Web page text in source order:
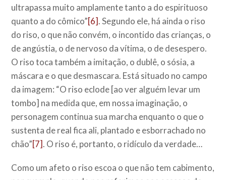
ultrapassa muito amplamente tanto a do espirituoso
quanto a do cômico”[6]. Segundo ele, há ainda o riso
do riso, o que não convém, o incontido das crianças, o
de angústia, o de nervoso da vítima, o de desespero.
O riso toca também a imitação, o dublê, o sósia, a
máscara e o que desmascara. Está situado no campo
da imagem: “O riso eclode [ao ver alguém levar um
tombo] na medida que, em nossa imaginação, o
personagem continua sua marcha enquanto o que o
sustenta de real fica ali, plantado e esborrachado no
chão”[7]. O riso é, portanto, o ridículo da verdade…
Como um afeto o riso escoa o que não tem cabimento,